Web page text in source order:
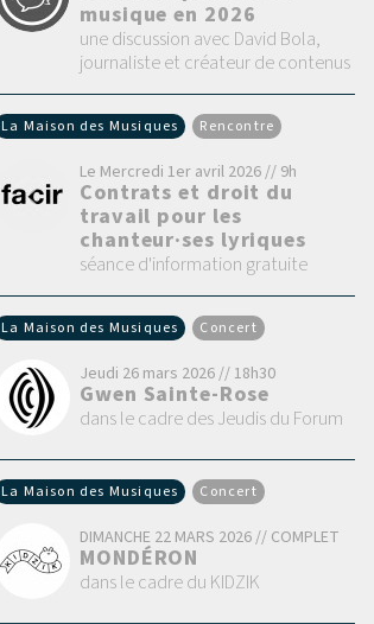
musique en 2026
une discussion avec David Bola,
journaliste et créateur de contenus
La Maison des Musiques Rencontre
Le Mercredi 1er avril 2026 // 9h
Contrats et droit du
travail pour les
chanteur·ses lyriques
séance d'information gratuite
La Maison des Musiques Concert
Jeudi 26 mars 2026 // 18h30
Gwen Sainte-Rose
dans le cadre des Jeudis du Forum
La Maison des Musiques Concert
DIMANCHE 22 MARS 2026 // COMPLET
MONDÉRON
dans le cadre du KIDZIK